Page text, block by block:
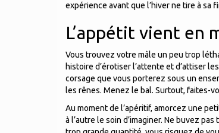
expérience avant que l’hiver ne tire à sa
L’appétit vient en
Vous trouvez votre mâle un peu trop
histoire d’érotiser l’attente et d’attiser
corsage que vous porterez sous un
les rênes. Menez le bal. Surtout, faites-
Au moment de l’apéritif, amorcez une
à l’autre le soin d’imaginer. Ne buvez